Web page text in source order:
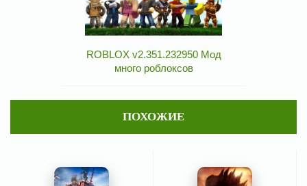
ROBLOX v2.351.232950 Мод
много роблоксов
ПОХОЖИЕ